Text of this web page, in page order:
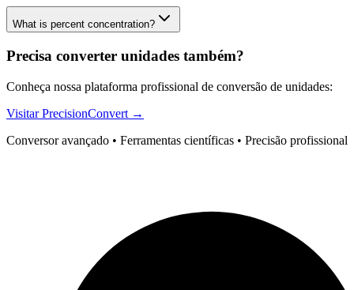
What is percent concentration?
Precisa converter unidades também?
Conheça nossa plataforma profissional de conversão de unidades:
Visitar PrecisionConvert →
Conversor avançado • Ferramentas científicas • Precisão profissional